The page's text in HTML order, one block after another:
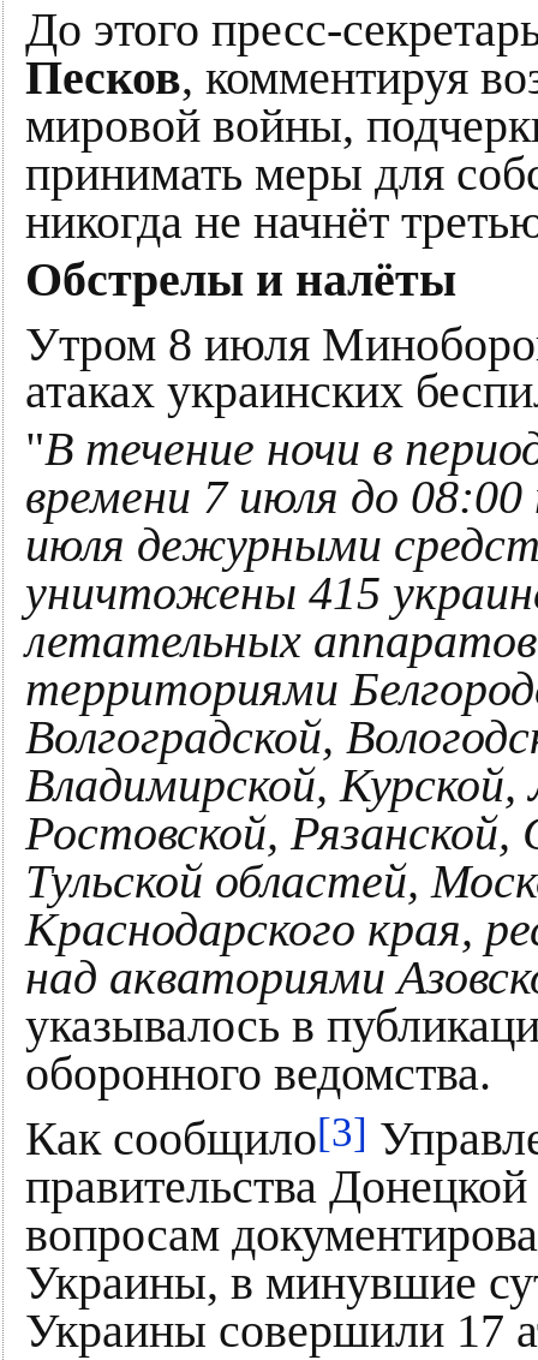
До этого пресс-
Песков, комментируя
мировой войны,
принимать меры для
никогда не начнёт
Обстрелы и налёты
Утром 8 июля
атаках украинских
"В течение ночи в
времени 7 июля до 08:00
июля дежурными
уничтожены 415
летательных
территориями
Волгоградской,
Владимирской, Курской,
Ростовской,
Тульской областей,
Краснодарского края,
над акваториями
указывалось в
оборонного ведомства.
Как сообщило[3]
правительства
вопросам
Украины, в минувшие
Украины совершили 17